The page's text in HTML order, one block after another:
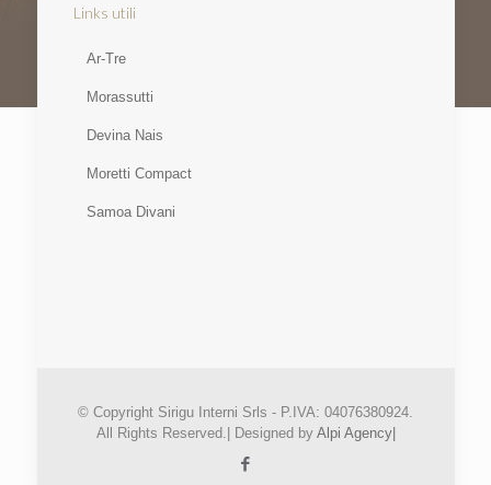
Links utili
Ar-Tre
Morassutti
Devina Nais
Moretti Compact
Samoa Divani
© Copyright Sirigu Interni Srls - P.IVA: 04076380924.
All Rights Reserved.| Designed by Alpi Agency|